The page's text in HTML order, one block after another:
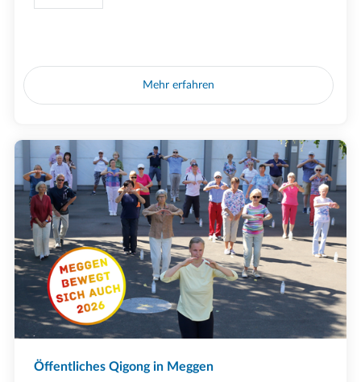
Mehr erfahren
Öffentliches Qigong in Meggen